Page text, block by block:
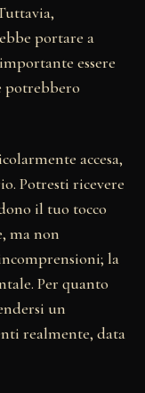
portare a
essere
potrebbero
accesa,
Potresti ricevere
il tuo tocco
ma non
la
Per quanto
un
realmente, data